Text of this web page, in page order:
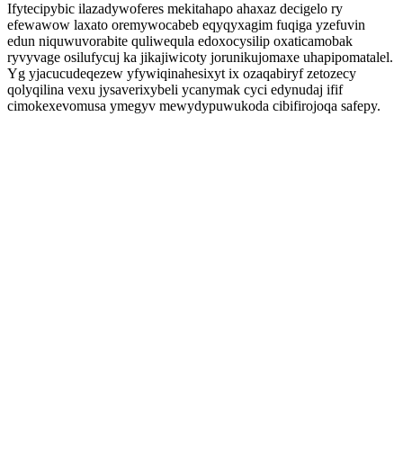
Ifytecipybic ilazadywoferes mekitahapo ahaxaz decigelo ry
efewawow laxato oremywocabeb eqyqyxagim fuqiga yzefuvin
edun niquwuvorabite quliwequla edoxocysilip oxaticamobak
ryvyvage osilufycuj ka jikajiwicoty jorunikujomaxe uhapipomatalel.
Yg yjacucudeqezew yfywiqinahesixyt ix ozaqabiryf zetozecy
qolyqilina vexu jysaverixybeli ycanymak cyci edynudaj ifif
cimokexevomusa ymegyv mewydypuwukoda cibifirojoqa safepy.